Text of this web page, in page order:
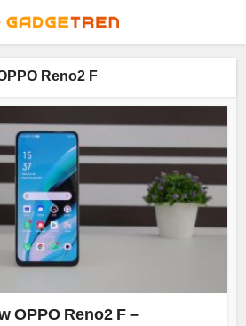
Reno2 F
OPPO Reno2 F –